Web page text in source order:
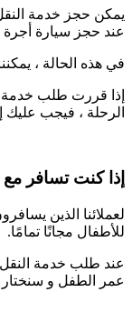
يمكن حجز خدمة
عند حجز سيارة
في هذه الحالة ،
إذا قررت طلب خدمة
الرحلة ، فيجب
إذا كنت تسافر
لعملائنا الذين
للأطفال مجانًا تمامًا.
عند طلب خدمة
عمر الطفل و سنختار